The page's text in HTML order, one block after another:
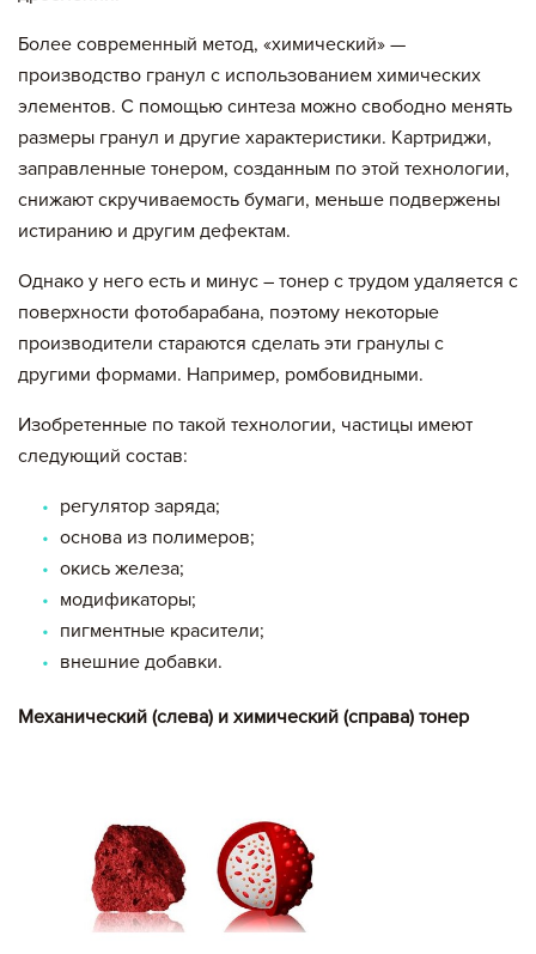
Более современный метод, «химический» —
производство гранул с использованием химических
элементов. С помощью синтеза можно свободно менять
размеры гранул и другие характеристики. Картриджи,
заправленные тонером, созданным по этой технологии,
снижают скручиваемость бумаги, меньше подвержены
истиранию и другим дефектам.
Однако у него есть и минус – тонер с трудом удаляется с
поверхности фотобарабана, поэтому некоторые
производители стараются сделать эти гранулы с
другими формами. Например, ромбовидными.
Изобретенные по такой технологии, частицы имеют
следующий состав:
регулятор заряда;
основа из полимеров;
окись железа;
модификаторы;
пигментные красители;
внешние добавки.
Механический (слева) и химический (справа) тонер